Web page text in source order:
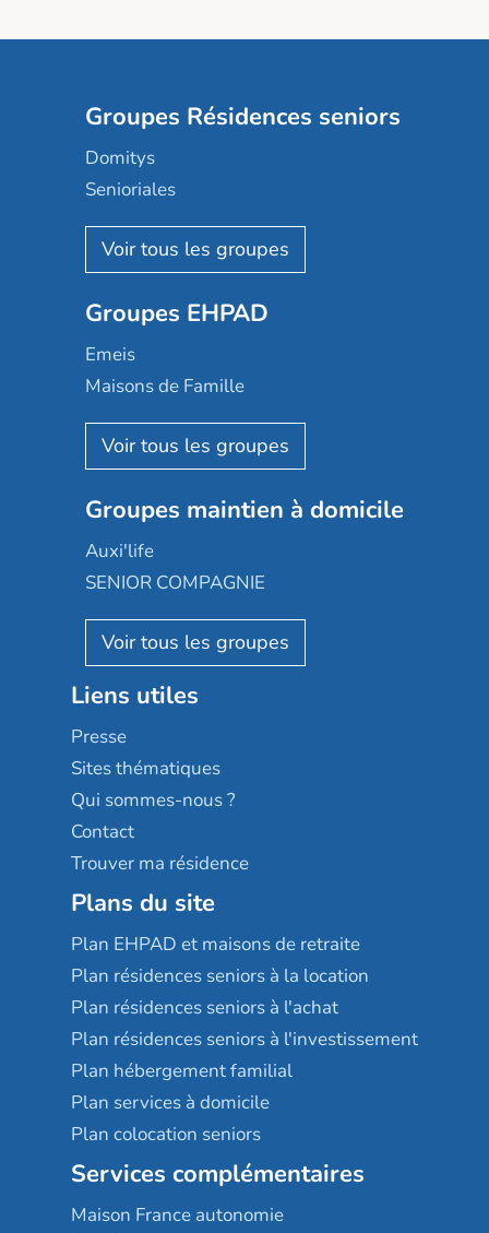
Groupes Résidences seniors
Domitys
Senioriales
Nohée
Les Résidentiels
Mobicap
Domusvi
Happy Senior
Aquarelia
Nexity edenea
Les jardins d'Arcadie
Occitalia
Appartseniors
Reseda
Stella management
Les villages d'or
Sérénys
Résidences services Villa Médicis
Groupes EHPAD
Emeis
Maisons de Famille
Korian
Emera
Groupe SOS
Le Noble Âge
Almage
Résidalya
Groupe aplus
Groupes maintien à domicile
Auxi'life
SENIOR COMPAGNIE
AGE D'OR Services
Liens utiles
Presse
Sites thématiques
Qui sommes-nous ?
Contact
Trouver ma résidence
Plans du site
Plan EHPAD et maisons de retraite
Plan résidences seniors à la location
Plan résidences seniors à l'achat
Plan résidences seniors à l'investissement
Plan hébergement familial
Plan services à domicile
Plan colocation seniors
Services complémentaires
Maison France autonomie